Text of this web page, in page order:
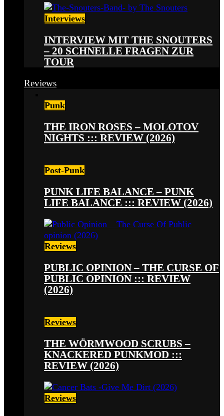
Interviews
INTERVIEW MIT THE SNOUTERS
– 20 SCHNELLE FRAGEN ZUR
TOUR
Reviews
Punk
THE IRON ROSES – MOLOTOV
NIGHTS ::: REVIEW (2026)
Post-Punk
PUNK LIFE BALANCE – PUNK
LIFE BALANCE ::: REVIEW (2026)
Reviews
PUBLIC OPINION – THE CURSE OF
PUBLIC OPINION ::: REVIEW
(2026)
Reviews
THE WÖRMWOOD SCRUBS –
KNACKERED PUNKMOD :::
REVIEW (2026)
Reviews